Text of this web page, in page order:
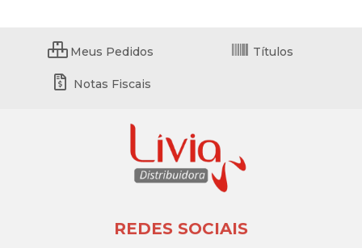
Meus Pedidos Títulos
Notas Fiscais
REDES SOCIAIS